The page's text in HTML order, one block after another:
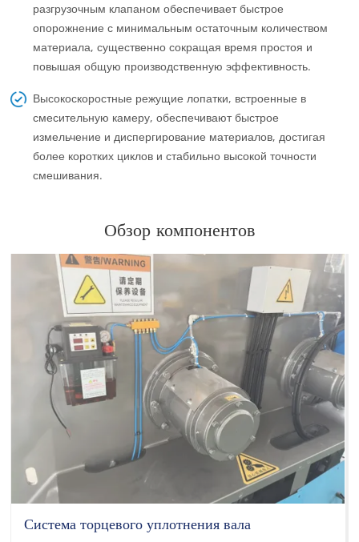
разгрузочным клапаном обеспечивает быстрое
опорожнение с минимальным остаточным количеством
материала, существенно сокращая время простоя и
повышая общую производственную эффективность.
Высокоскоростные режущие лопатки, встроенные в
смесительную камеру, обеспечивают быстрое
измельчение и диспергирование материалов, достигая
более коротких циклов и стабильно высокой точности
смешивания.
Обзор компонентов
Система торцевого уплотнения вала